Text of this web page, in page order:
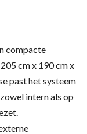
compacte
cm x 190 cm x
past het systeem
intern als op